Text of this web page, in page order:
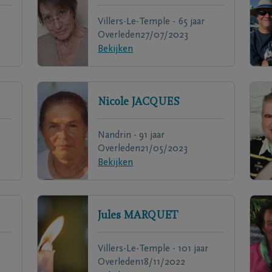
Villers-Le-Temple - 65 jaar
Overleden27/07/2023
Bekijken
Nicole JACQUES
Nandrin - 91 jaar
Overleden21/05/2023
Bekijken
Jules MARQUET
Villers-Le-Temple - 101 jaar
Overleden18/11/2022